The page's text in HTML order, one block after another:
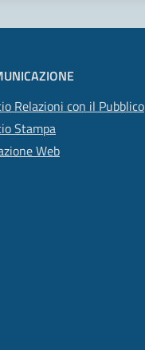
Relazioni con il Pubblico
Stampa
Web